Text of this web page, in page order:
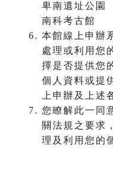
卑南遺址公園
南科考古館
本館線上申辦
處理或利用您
擇是否提供您
個人資料或提
上申辦及上述
您瞭解此一同
關法規之要求
理及利用您的